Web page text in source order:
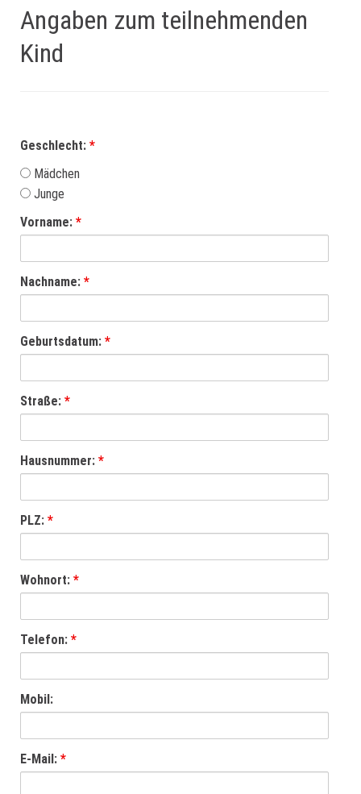
Angaben zum teilnehmenden
Kind
Geschlecht: *
Mädchen
Junge
Vorname: *
Nachname: *
Geburtsdatum: *
Straße: *
Hausnummer: *
PLZ: *
Wohnort: *
Telefon: *
Mobil:
E-Mail: *